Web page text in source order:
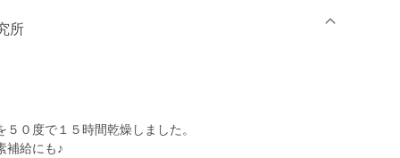
所
０度で１５時間乾燥しました。
補給にも♪